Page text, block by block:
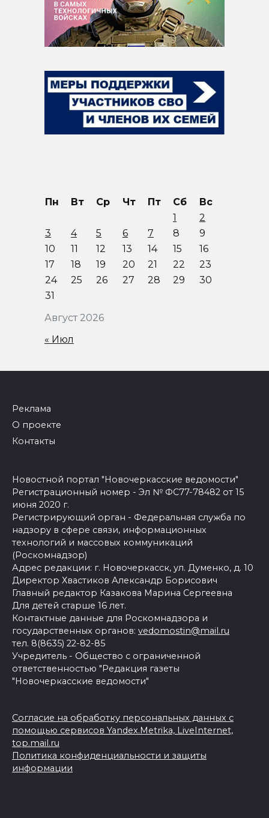
Август 2026
Пн Вт Ср Чт Пт Сб
Вс
1
2
3
4 5 6 7 8
9
10
11 12 13 14 15
16
17
18 19 20 21 22
23
24
25 26 27 28 29
30
31
« Июл
Реклама
О проекте
Контакты
Новостной портал "Новочеркасские ведомости"
Регистрационный номер - Эл № ФС77-78482 от 15
июня 2020 г.
Регистрирующий орган - Федеральная служба по
надзору в сфере связи, информационных
технологий и массовых коммуникаций
(Роскомнадзор)
Адрес редакции: г. Новочеркасск, ул. Думенко, д. 10
Директор Хвастиков Александр Борисович
Главный редактор Казакова Марина Сергеевна
Для детей старше 16 лет.
Контактные данные для Роскомнадзора и
государственных органов: vedomostin@mail.ru
тел. 8(8635) 22-82-85
Учредитель - Общество с ограниченной
ответственностью "Редакция газеты
"Новочеркасские ведомости"
Согласие на обработку персональных данных с
помощью сервисов Yandex.Metrika, LiveInternet,
top.mail.ru
Политика конфиденциальности и защиты
информации